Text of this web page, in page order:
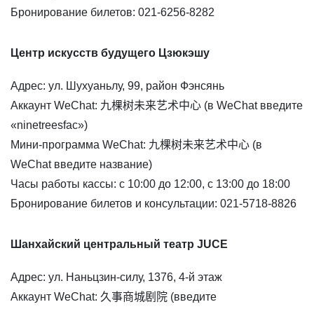
Бронирование билетов: 021-6256-8282
Центр искусств будущего Цзюкэшу
Адрес: ул. Шухуаньлу, 99, район Фэнсянь
Аккаунт WeChat: 九棵树未来艺术中心 (в WeChat введите
«ninetreesfac»)
Мини-программа WeChat: 九棵树未来艺术中心 (в
WeChat введите название)
Часы работы кассы: с 10:00 до 12:00, с 13:00 до 18:00
Бронирование билетов и консультации: 021-5718-8826
Шанхайский центральный театр JUCE
Адрес: ул. Наньцзин-силу, 1376, 4-й этаж
Аккаунт WeChat: 久事商城剧院 (введите